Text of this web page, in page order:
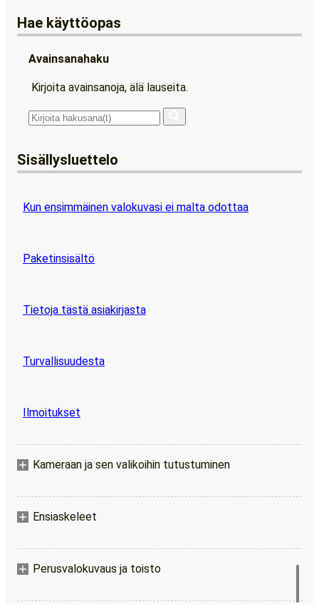
Hae käyttöopas
Avainsanahaku
Kirjoita avainsanoja, älä lauseita.
Sisällysluettelo
Kun ensimmäinen valokuvasi ei malta odottaa
Paketinsisältö
Tietoja tästä asiakirjasta
Turvallisuudesta
Ilmoitukset
Kameraan ja sen valikoihin tutustuminen
Ensiaskeleet
Perusvalokuvaus ja toisto